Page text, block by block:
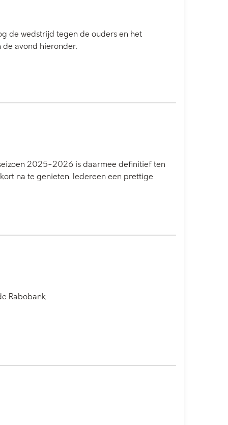
de wedstrijd tegen de ouders en het
de avond hieronder.
2025-2026 is daarmee definitief ten
na te genieten. Iedereen een prettige
Rabobank